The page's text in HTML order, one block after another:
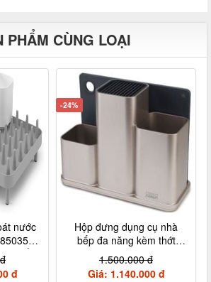
PHẨM CÙNG LOẠI
nước
thể
ghi)
đ
-24%
Hộp đưng dụng cụ nhà
bếp đa năng kèm thớt
nhựa Joseph 85122
1.500.000 đ
Giá: 1.140.000 đ